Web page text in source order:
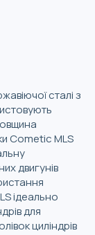
сталі з
Cometic MLS
двигунів
ідеально
для
циліндрів